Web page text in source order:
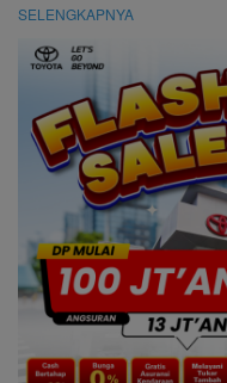
SELENGKAPNYA